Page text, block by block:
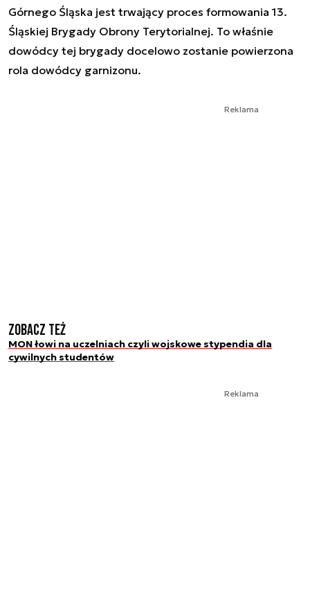
Górnego Śląska jest trwający proces formowania 13.
Śląskiej Brygady Obrony Terytorialnej. To właśnie
dowódcy tej brygady docelowo zostanie powierzona
rola dowódcy garnizonu.
Reklama
Zobacz też
MON łowi na uczelniach czyli wojskowe stypendia dla
cywilnych studentów
Reklama